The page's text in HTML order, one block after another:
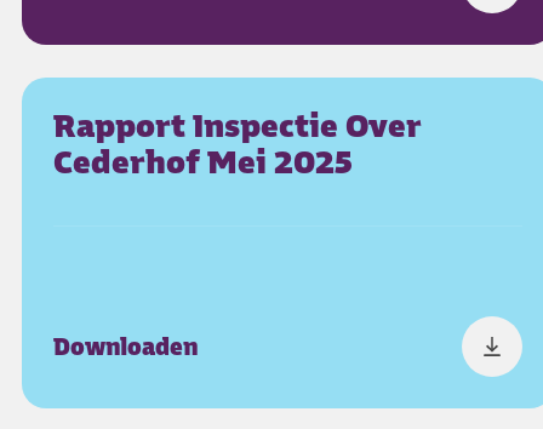
Rapport Inspectie Over
Cederhof Mei 2025
Downloaden